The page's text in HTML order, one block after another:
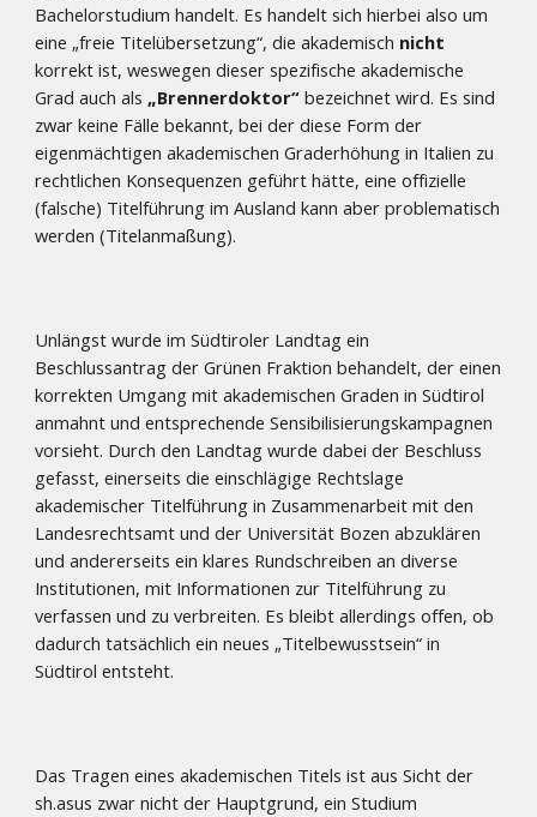
Bachelorstudium handelt. Es handelt sich hierbei also um
eine „freie Titelübersetzung“, die akademisch nicht
korrekt ist, weswegen dieser spezifische akademische
Grad auch als „Brennerdoktor“ bezeichnet wird. Es sind
zwar keine Fälle bekannt, bei der diese Form der
eigenmächtigen akademischen Graderhöhung in Italien zu
rechtlichen Konsequenzen geführt hätte, eine offizielle
(falsche) Titelführung im Ausland kann aber problematisch
werden (Titelanmaßung).
Unlängst wurde im Südtiroler Landtag ein
Beschlussantrag der Grünen Fraktion behandelt, der einen
korrekten Umgang mit akademischen Graden in Südtirol
anmahnt und entsprechende Sensibilisierungskampagnen
vorsieht. Durch den Landtag wurde dabei der Beschluss
gefasst, einerseits die einschlägige Rechtslage
akademischer Titelführung in Zusammenarbeit mit den
Landesrechtsamt und der Universität Bozen abzuklären
und andererseits ein klares Rundschreiben an diverse
Institutionen, mit Informationen zur Titelführung zu
verfassen und zu verbreiten. Es bleibt allerdings offen, ob
dadurch tatsächlich ein neues „Titelbewusstsein“ in
Südtirol entsteht.
Das Tragen eines akademischen Titels ist aus Sicht der
sh.asus zwar nicht der Hauptgrund, ein Studium